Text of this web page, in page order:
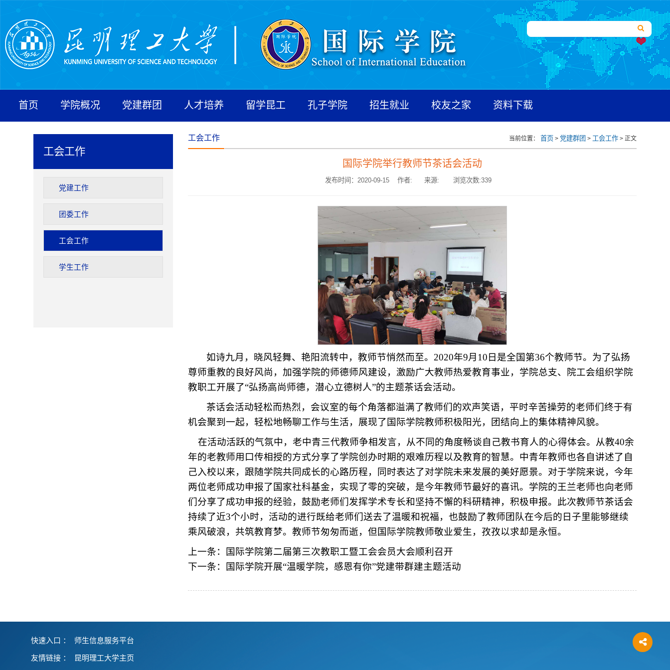
首页 学院概况 党建群团 人才培养 留学昆工 孔子学院 招生就业 校友之家 资料下载
工会工作
党建工作
团委工作
工会工作
学生工作
工会工作 当前位置： 首页 > 党建群团 > 工会工作 > 正文
国际学院举行教师节茶话会活动
发布时间：2020-09-15 作者: 来源: 浏览次数:339
如诗九月，晓风轻舞、艳阳流转中，教师节悄然而至。2020年9月10日是全国第36个教师节。为了弘扬
尊师重教的良好风尚，加强学院的师德师风建设，激励广大教师热爱教育事业，学院总支、院工会组织学院
教职工开展了“弘扬高尚师德，潜心立德树人”的主题茶话会活动。
茶话会活动轻松而热烈，会议室的每个角落都溢满了教师们的欢声笑语，平时辛苦操劳的老师们终于有
机会聚到一起，轻松地畅聊工作与生活，展现了国际学院教师积极阳光，团结向上的集体精神风貌。
在活动活跃的气氛中，老中青三代教师争相发言，从不同的角度畅谈自己教书育人的心得体会。从教40余
年的老教师用口传相授的方式分享了学院创办时期的艰难历程以及教育的智慧。中青年教师也各自讲述了自
己入校以来，跟随学院共同成长的心路历程，同时表达了对学院未来发展的美好愿景。对于学院来说，今年
两位老师成功申报了国家社科基金，实现了零的突破，是今年教师节最好的喜讯。学院的王兰老师也向老师
们分享了成功申报的经验，鼓励老师们发挥学术专长和坚持不懈的科研精神，积极申报。此次教师节茶话会
持续了近3个小时，活动的进行既给老师们送去了温暖和祝福，也鼓励了教师团队在今后的日子里能够继续
乘风破浪，共筑教育梦。教师节匆匆而逝，但国际学院教师敬业爱生，孜孜以求却是永恒。
上一条：
国际学院第二届第三次教职工暨工会会员大会顺利召开
下一条：
国际学院开展“温暖学院，感恩有你”党建带群建主题活动
快速入口 ： 师生信息服务平台
友情链接 ： 昆明理工大学主页